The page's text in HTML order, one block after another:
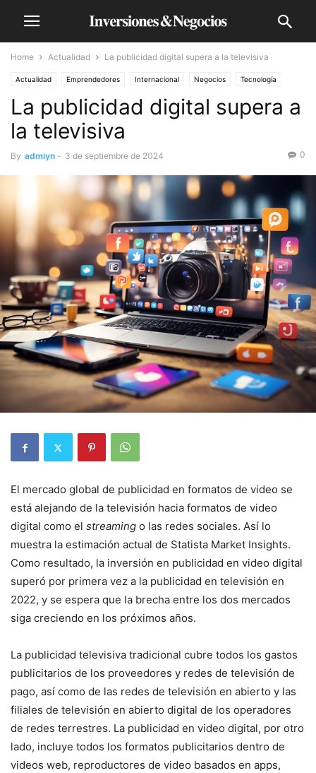
Home Actualidad La publicidad digital supera a la televisiva
Actualidad Emprendedores Internacional Negocios Tecnología
La publicidad digital supera a
la televisiva
By admiyn - 3 de septiembre de 2024 0
El mercado global de publicidad en formatos de video se
está alejando de la televisión hacia formatos de video
digital como el streaming o las redes sociales. Así lo
muestra la estimación actual de Statista Market Insights.
Como resultado, la inversión en publicidad en video digital
superó por primera vez a la publicidad en televisión en
2022, y se espera que la brecha entre los dos mercados
siga creciendo en los próximos años.
La publicidad televisiva tradicional cubre todos los gastos
publicitarios de los proveedores y redes de televisión de
pago, así como de las redes de televisión en abierto y las
filiales de televisión en abierto digital de los operadores
de redes terrestres. La publicidad en video digital, por otro
lado, incluye todos los formatos publicitarios dentro de
videos web, reproductores de video basados ​​en apps,